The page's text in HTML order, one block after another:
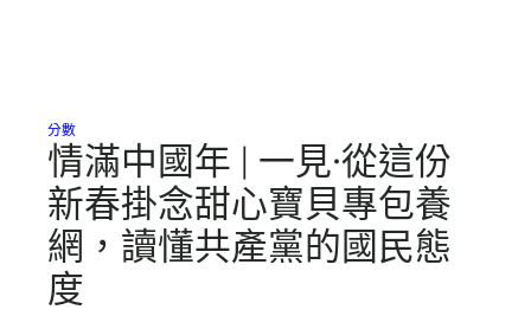
分數
情滿中國年 | 一見·從這份
新春掛念甜心寶貝專包養
網，讀懂共產黨的國民態
度